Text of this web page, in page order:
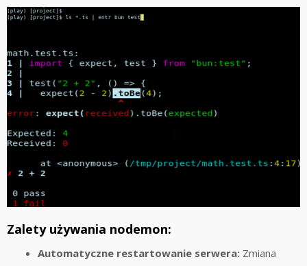
Zalety używania nodemon:
Automatyczne restartowanie serwera: Zmiana